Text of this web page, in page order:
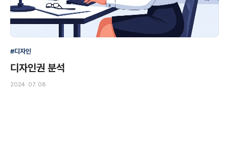
#디자인
디자인권 분석
2024. 07. 08